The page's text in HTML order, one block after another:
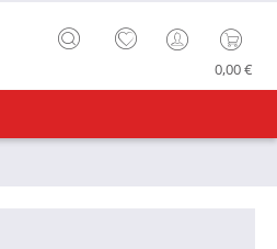
0,00 €